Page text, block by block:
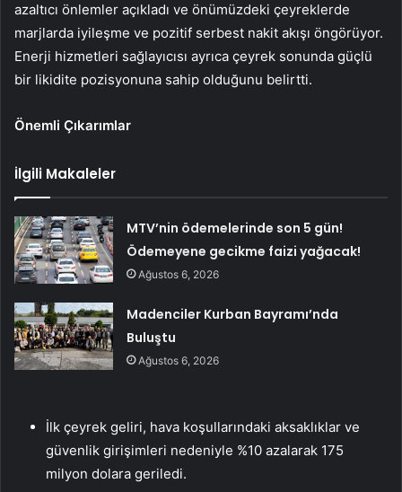
azaltıcı önlemler açıkladı ve önümüzdeki çeyreklerde
marjlarda iyileşme ve pozitif serbest nakit akışı öngörüyor.
Enerji hizmetleri sağlayıcısı ayrıca çeyrek sonunda güçlü
bir likidite pozisyonuna sahip olduğunu belirtti.
Önemli Çıkarımlar
İlgili Makaleler
MTV’nin ödemelerinde son 5 gün!
Ödemeyene gecikme faizi yağacak!
Ağustos 6, 2026
Madenciler Kurban Bayramı’nda
Buluştu
Ağustos 6, 2026
İlk çeyrek geliri, hava koşullarındaki aksaklıklar ve
güvenlik girişimleri nedeniyle %10 azalarak 175
milyon dolara geriledi.